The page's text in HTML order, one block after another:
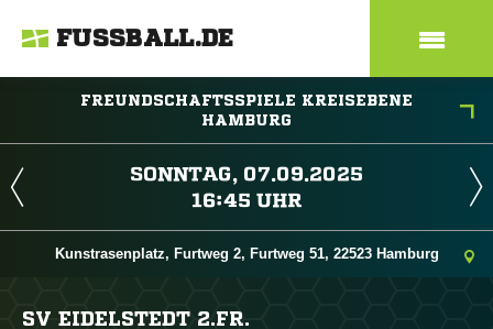
FUSSBALL.DE
FREUNDSCHAFTSSPIELE KREISEBENE
HAMBURG
 
 
Kunstrasenplatz, Furtweg 2, Furtweg 51, 22523 Hamburg
SV EIDELSTEDT 2.FR.